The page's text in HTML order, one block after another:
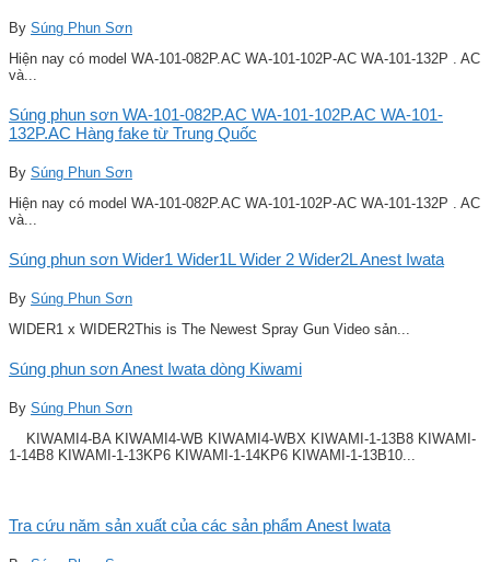
By Súng Phun Sơn
Hiện nay có model WA-101-082P.AC WA-101-102P-AC WA-101-132P . AC
và...
Súng phun sơn WA-101-082P.AC WA-101-102P.AC WA-101-
132P.AC Hàng fake từ Trung Quốc
By Súng Phun Sơn
Hiện nay có model WA-101-082P.AC WA-101-102P-AC WA-101-132P . AC
và...
Súng phun sơn Wider1 Wider1L Wider 2 Wider2L Anest Iwata
By Súng Phun Sơn
WIDER1 x WIDER2This is The Newest Spray Gun Video sản...
Súng phun sơn Anest Iwata dòng Kiwami
By Súng Phun Sơn
KIWAMI4-BA KIWAMI4-WB KIWAMI4-WBX KIWAMI-1-13B8 KIWAMI-
1-14B8 KIWAMI-1-13KP6 KIWAMI-1-14KP6 KIWAMI-1-13B10...
Tra cứu năm sản xuất của các sản phẩm Anest Iwata